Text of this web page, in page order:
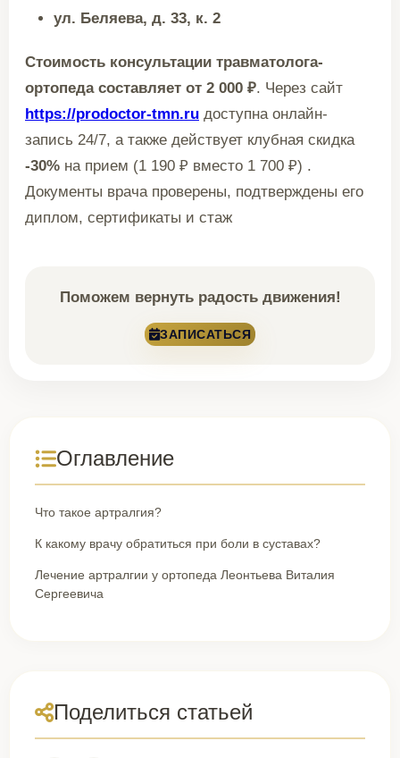
ул. Беляева, д. 33, к. 2
Стоимость консультации травматолога-
ортопеда составляет от 2 000 ₽. Через сайт
https://prodoctor-tmn.ru доступна онлайн-
запись 24/7, а также действует клубная скидка
-30% на прием (1 190 ₽ вместо 1 700 ₽) .
Документы врача проверены, подтверждены его
диплом, сертификаты и стаж
Поможем вернуть радость движения!
ЗАПИСАТЬСЯ
Оглавление
Что такое артралгия?
К какому врачу обратиться при боли в суставах?
Лечение артралгии у ортопеда Леонтьева Виталия
Сергеевича
Поделиться статьей